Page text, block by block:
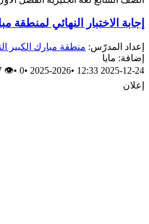
إجابة الاختبار النهائي لمنطقة
إعداد المدرّس: منطقة مبارك الكبير
إضافة: مايا
2025-12-24 12:33
•
2025-2026
•
0
•
👁 757
إعلان